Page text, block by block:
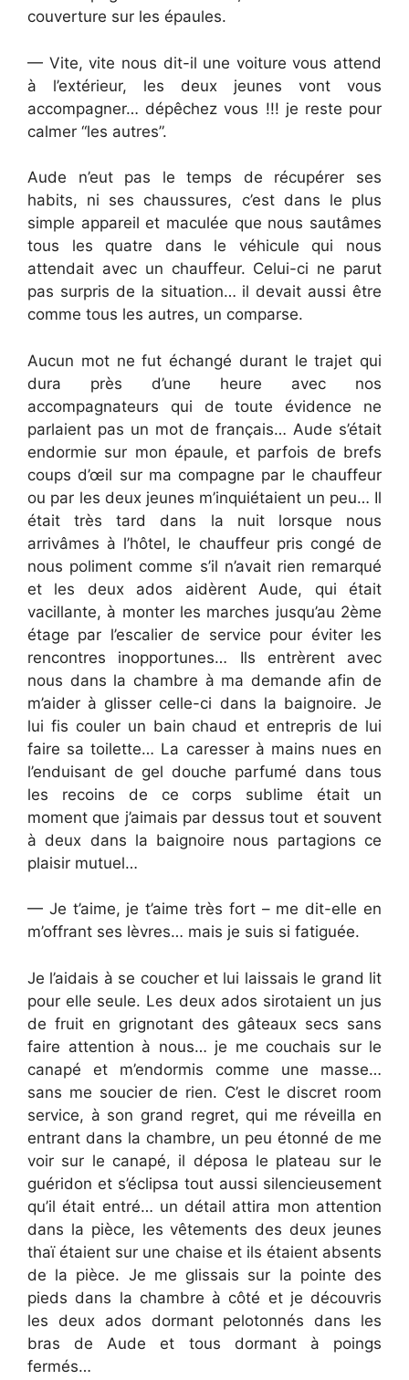
couverture sur les épaules.
— Vite, vite nous dit-il une voiture vous attend
à l’extérieur, les deux jeunes vont vous
accompagner… dépêchez vous !!! je reste pour
calmer “les autres”.
Aude n’eut pas le temps de récupérer ses
habits, ni ses chaussures, c’est dans le plus
simple appareil et maculée que nous sautâmes
tous les quatre dans le véhicule qui nous
attendait avec un chauffeur. Celui-ci ne parut
pas surpris de la situation… il devait aussi être
comme tous les autres, un comparse.
Aucun mot ne fut échangé durant le trajet qui
dura près d’une heure avec nos
accompagnateurs qui de toute évidence ne
parlaient pas un mot de français… Aude s’était
endormie sur mon épaule, et parfois de brefs
coups d’œil sur ma compagne par le chauffeur
ou par les deux jeunes m’inquiétaient un peu… Il
était très tard dans la nuit lorsque nous
arrivâmes à l’hôtel, le chauffeur pris congé de
nous poliment comme s’il n’avait rien remarqué
et les deux ados aidèrent Aude, qui était
vacillante, à monter les marches jusqu’au 2ème
étage par l’escalier de service pour éviter les
rencontres inopportunes… Ils entrèrent avec
nous dans la chambre à ma demande afin de
m’aider à glisser celle-ci dans la baignoire. Je
lui fis couler un bain chaud et entrepris de lui
faire sa toilette… La caresser à mains nues en
l’enduisant de gel douche parfumé dans tous
les recoins de ce corps sublime était un
moment que j’aimais par dessus tout et souvent
à deux dans la baignoire nous partagions ce
plaisir mutuel…
— Je t’aime, je t’aime très fort – me dit-elle en
m’offrant ses lèvres… mais je suis si fatiguée.
Je l’aidais à se coucher et lui laissais le grand lit
pour elle seule. Les deux ados sirotaient un jus
de fruit en grignotant des gâteaux secs sans
faire attention à nous… je me couchais sur le
canapé et m’endormis comme une masse…
sans me soucier de rien. C’est le discret room
service, à son grand regret, qui me réveilla en
entrant dans la chambre, un peu étonné de me
voir sur le canapé, il déposa le plateau sur le
guéridon et s’éclipsa tout aussi silencieusement
qu’il était entré… un détail attira mon attention
dans la pièce, les vêtements des deux jeunes
thaï étaient sur une chaise et ils étaient absents
de la pièce. Je me glissais sur la pointe des
pieds dans la chambre à côté et je découvris
les deux ados dormant pelotonnés dans les
bras de Aude et tous dormant à poings
fermés…